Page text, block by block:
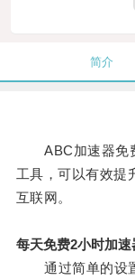
简介
ABC加速器免费
工具，可以有效提
互联网。
每天免费2小时加速
通过简单的设置